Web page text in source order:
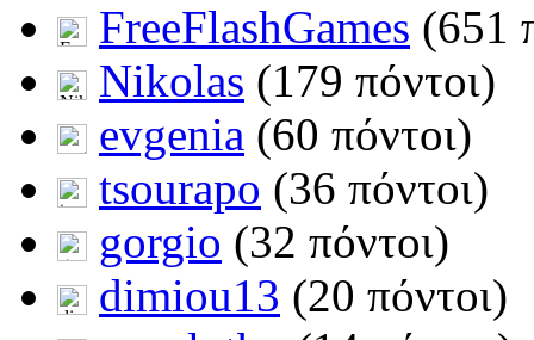
FreeFlashGames (651
Nikolas (179 πόντοι)
evgenia (60 πόντοι)
tsourapo (36 πόντοι)
gorgio (32 πόντοι)
dimiou13 (20 πόντοι)